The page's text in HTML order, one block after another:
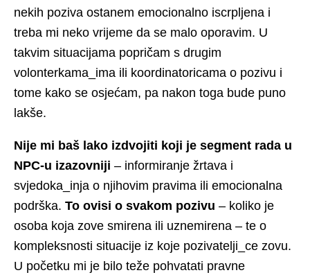
nekih poziva ostanem emocionalno iscrpljena i
treba mi neko vrijeme da se malo oporavim. U
takvim situacijama popričam s drugim
volonterkama_ima ili koordinatoricama o pozivu i
tome kako se osjećam, pa nakon toga bude puno
lakše.
Nije mi baš lako izdvojiti koji je segment rada u
NPC-u izazovniji – informiranje žrtava i
svjedoka_inja o njihovim pravima ili emocionalna
podrška. To ovisi o svakom pozivu – koliko je
osoba koja zove smirena ili uznemirena – te o
kompleksnosti situacije iz koje pozivatelji_ce zovu.
U početku mi je bilo teže pohvatati pravne